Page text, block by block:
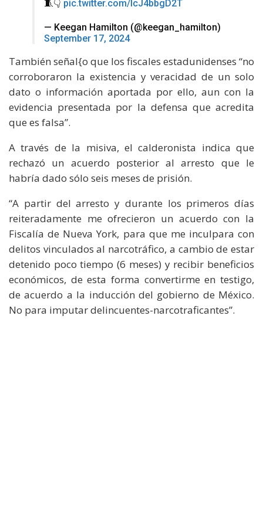
🧵👇 pic.twitter.com/lcJ4bbgD2T
— Keegan Hamilton (@keegan_hamilton)
September 17, 2024
También señal{o que los fiscales estadunidenses “no
corroboraron la existencia y veracidad de un solo
dato o información aportada por ello, aun con la
evidencia presentada por la defensa que acredita
que es falsa”.
A través de la misiva, el calderonista indica que
rechazó un acuerdo posterior al arresto que le
habría dado sólo seis meses de prisión.
“A partir del arresto y durante los primeros días
reiteradamente me ofrecieron un acuerdo con la
Fiscalía de Nueva York, para que me inculpara con
delitos vinculados al narcotráfico, a cambio de estar
detenido poco tiempo (6 meses) y recibir beneficios
económicos, de esta forma convertirme en testigo,
de acuerdo a la inducción del gobierno de México.
No para imputar delincuentes-narcotraficantes”.